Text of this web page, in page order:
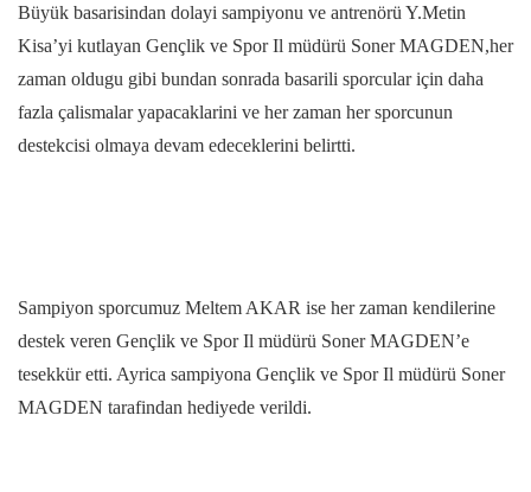
Büyük basarisindan dolayi sampiyonu ve antrenörü Y.Metin
Kisa’yi kutlayan Gençlik ve Spor Il müdürü Soner MAGDEN,her
zaman oldugu gibi bundan sonrada basarili sporcular için daha
fazla çalismalar yapacaklarini ve her zaman her sporcunun
destekcisi olmaya devam edeceklerini belirtti.
Sampiyon sporcumuz Meltem AKAR ise her zaman kendilerine
destek veren Gençlik ve Spor Il müdürü Soner MAGDEN’e
tesekkür etti. Ayrica sampiyona Gençlik ve Spor Il müdürü Soner
MAGDEN tarafindan hediyede verildi.